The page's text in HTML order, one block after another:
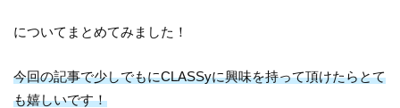
についてまとめてみました！
今回の記事で少しでもにCLASSyに興味を持って頂けたらとて
も嬉しいです！